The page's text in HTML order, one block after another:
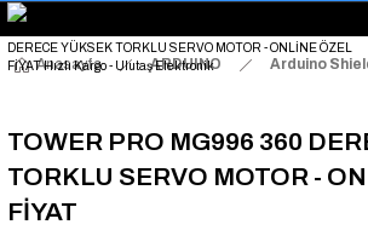
"Saat 14:00'a Kadar Verilen Siparişlerde Aynı
"Binlerce Ürün Çeşitliliği ile Stoktan
"Toptan Fiyatına Perakende Satış
Anasayfa ARDUINO Arduino
TOWER PRO MG996 360
TORKLU SERVO MOTOR -
FİYAT